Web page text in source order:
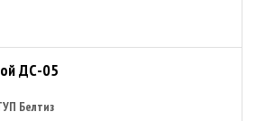
ДС-05
Белтиз